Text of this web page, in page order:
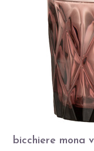
bicchiere mona